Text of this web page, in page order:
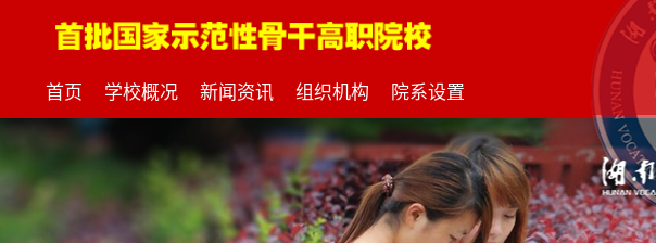
首页 学校概况 新闻资讯 组织机构 院系设置